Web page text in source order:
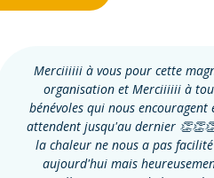
Merciiiiii à vous pour cette
organisation et Merciiiiii à
bénévoles qui nous encouragent
attendent jusqu'au dernier
la chaleur ne nous a pas
aujourd'hui mais